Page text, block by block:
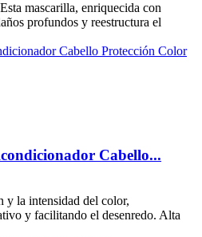
mascarilla, enriquecida con
profundos y reestructura el
Cabello...
y la intensidad del color,
y facilitando el desenredo. Alta